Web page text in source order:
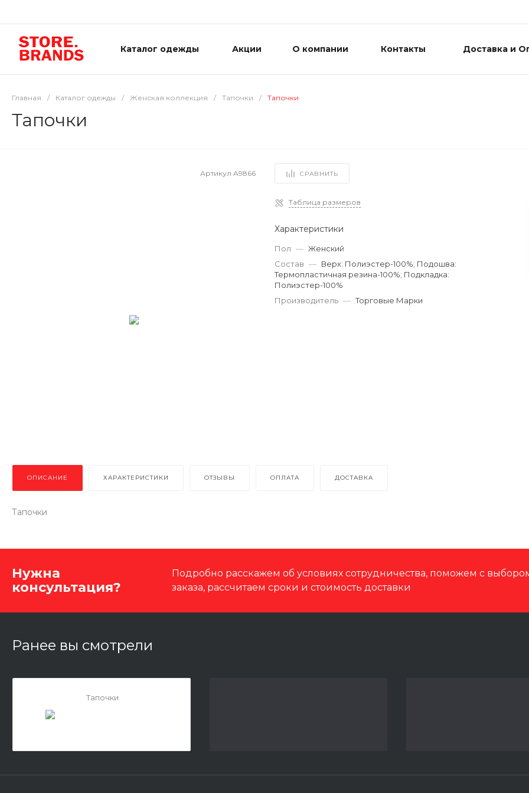
Каталог одежды Акции О компании Контакты Доставка и
Главная / Каталог одежды / Женская коллекция / Тапочки / Тапочки
Тапочки
АртикулA9866 СРАВНИТЬ
Таблица размеров
Характеристики
Пол — Женский
Состав — Верх: Полиэстер-100%; Подошва:
Термопластичная резина-100%; Подкладка:
Полиэстер-100%
Производитель — Торговые Марки
ОПИСАНИЕ ХАРАКТЕРИСТИКИ ОТЗЫВЫ ОПЛАТА ДОСТАВКА
Тапочки
Нужна
консультация?
Подробно расскажем об условиях сотрудничества, поможем с
заказа, рассчитаем сроки и стоимость доставки
Ранее вы смотрели
Тапочки